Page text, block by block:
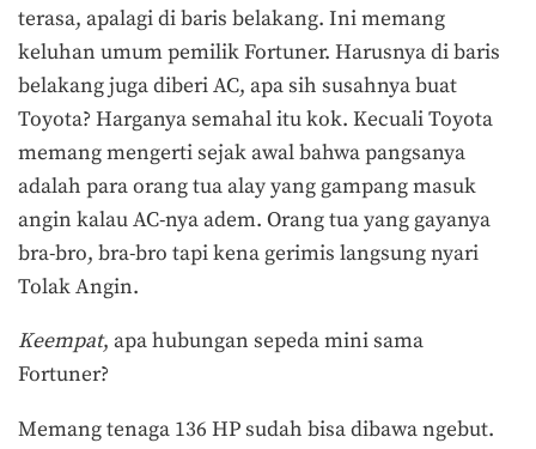
terasa, apalagi di baris belakang. Ini memang
keluhan umum pemilik Fortuner. Harusnya di baris
belakang juga diberi AC, apa sih susahnya buat
Toyota? Harganya semahal itu kok. Kecuali Toyota
memang mengerti sejak awal bahwa pangsanya
adalah para orang tua alay yang gampang masuk
angin kalau AC-nya adem. Orang tua yang gayanya
bra-bro, bra-bro tapi kena gerimis langsung nyari
Tolak Angin.
Keempat, apa hubungan sepeda mini sama
Fortuner?
Memang tenaga 136 HP sudah bisa dibawa ngebut.